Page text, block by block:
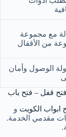
مع مجموعة
من الأقفال
الوصول وأمان
فتح قفل – فتح باب
ابواب الكويت و
مقدمي الخدمة.